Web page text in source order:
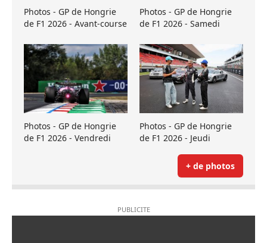
Photos - GP de Hongrie
de F1 2026 - Avant-course
Photos - GP de Hongrie
de F1 2026 - Samedi
Photos - GP de Hongrie
de F1 2026 - Vendredi
Photos - GP de Hongrie
de F1 2026 - Jeudi
+ de photos